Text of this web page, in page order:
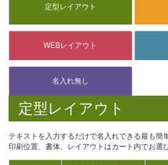
定型レイアウト
テキストを入力するだけで名入れできる最も簡
印刷位置、書体、レイアウトはカート内でお選